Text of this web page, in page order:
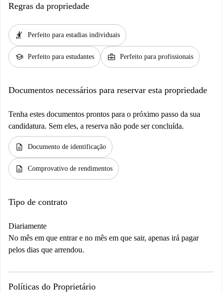
Regras da propriedade
hail Perfeito para estadias individuais
school Perfeito para estudantes business_center Perfeito para profissionais
Documentos necessários para reservar esta propriedade
Tenha estes documentos prontos para o próximo passo da sua
candidatura. Sem eles, a reserva não pode ser concluída.
description Documento de identificação
description Comprovativo de rendimentos
Tipo de contrato
Diariamente
No mês em que entrar e no mês em que sair, apenas irá pagar
pelos dias que arrendou.
Políticas do Proprietário